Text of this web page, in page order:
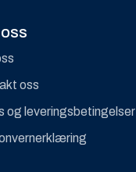
oss
og leveringsbetingelser